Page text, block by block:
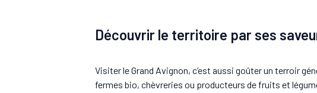
Découvrir le territoire par ses
Visiter le Grand Avignon, c’est aussi goûter un terroir
fermes bio, chèvreries ou producteurs de fruits et